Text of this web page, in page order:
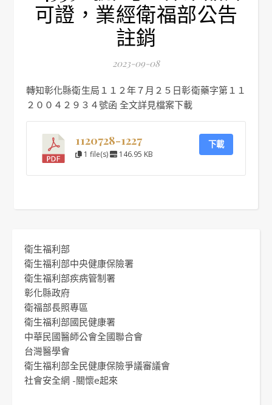
可證，業經衛福部公告
註銷
2023-09-08
轉知彰化縣衛生局１１２年７月２５日彰衛藥字第１１
２００４２９３４號函 全文詳見檔案下載
1120728-1227
1 file(s) 146.95 KB
下載
衛生福利部
衛生福利部中央健康保險署
衛生福利部疾病管制署
彰化縣政府
衛福部長照專區
衛生福利部國民健康署
中華民國醫師公會全國聯合會
台灣醫學會
衛生福利部全民健康保險爭議審議會
社會安全網 -關懷e起來